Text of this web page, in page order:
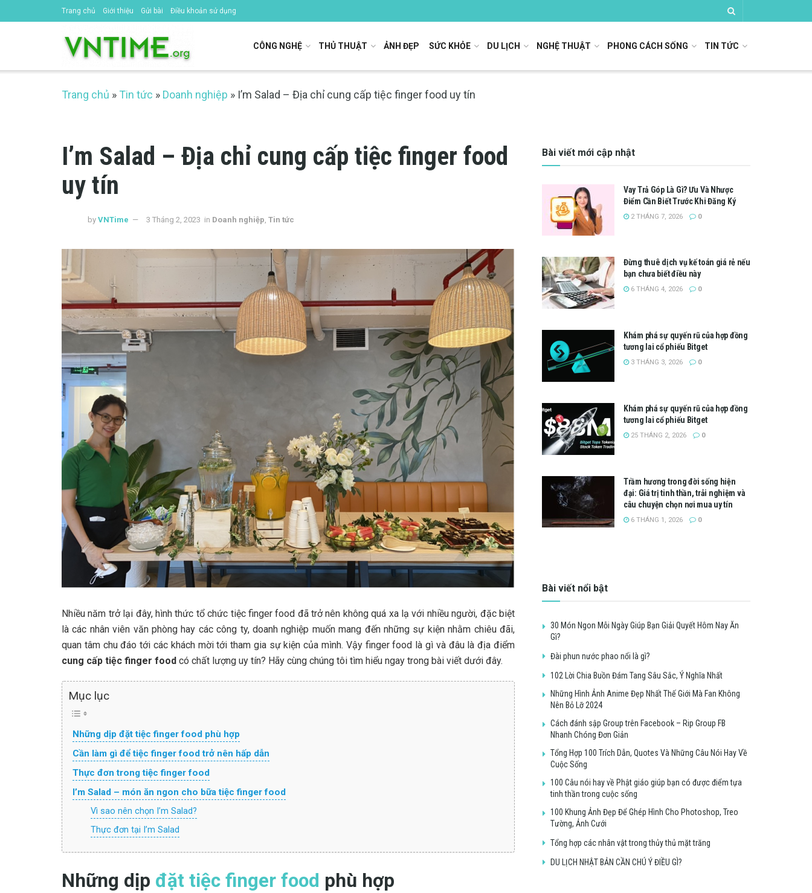
Trang chủ Giới thiệu Gửi bài Điều khoản sử dụng
CÔNG NGHỆ THỦ THUẬT ẢNH ĐẸP SỨC KHỎE DU LỊCH NGHỆ THUẬT PHONG CÁCH SỐNG TIN TỨC
Trang chủ » Tin tức » Doanh nghiệp » I’m Salad – Địa chỉ cung cấp tiệc finger food uy tín
I’m Salad – Địa chỉ cung cấp tiệc finger food
uy tín
by VNTime 3 Tháng 2, 2023 in Doanh nghiệp, Tin tức
Nhiều năm trở lại đây, hình thức tổ chức tiệc finger food đã trở nên không quá xa lạ với nhiều người, đặc biệt
là các nhân viên văn phòng hay các công ty, doanh nghiệp muốn mang đến những sự kiện nhằm chiêu đãi,
quan tâm chu đáo tới các khách mời tới tham gia sự kiện của mình. Vậy finger food là gì và đâu là địa điểm
cung cấp tiệc finger food có chất lượng uy tín? Hãy cùng chúng tôi tìm hiểu ngay trong bài viết dưới đây.
Mục lục
Những dịp đặt tiệc finger food phù hợp
Cần làm gì để tiệc finger food trở nên hấp dẫn
Thực đơn trong tiệc finger food
I’m Salad – món ăn ngon cho bữa tiệc finger food
Vì sao nên chọn I’m Salad?
Thực đơn tại I’m Salad
Những dịp đặt tiệc finger food phù hợp
Bài viết mới cập nhật
Vay Trả Góp Là Gì? Ưu Và Nhược
Điểm Cần Biết Trước Khi Đăng Ký
2 THÁNG 7, 2026 0
Đừng thuê dịch vụ kế toán giá rẻ nếu
bạn chưa biết điều này
6 THÁNG 4, 2026 0
Khám phá sự quyến rũ của hợp đồng
tương lai cổ phiếu Bitget
3 THÁNG 3, 2026 0
Khám phá sự quyến rũ của hợp đồng
tương lai cổ phiếu Bitget
25 THÁNG 2, 2026 0
Trầm hương trong đời sống hiện
đại: Giá trị tinh thần, trải nghiệm và
câu chuyện chọn nơi mua uy tín
6 THÁNG 1, 2026 0
Bài viết nổi bật
30 Món Ngon Mỗi Ngày Giúp Bạn Giải Quyết Hôm Nay Ăn
Gì?
Đài phun nước phao nổi là gì?
102 Lời Chia Buồn Đám Tang Sâu Sắc, Ý Nghĩa Nhất
Những Hình Ảnh Anime Đẹp Nhất Thế Giới Mà Fan Không
Nên Bỏ Lỡ 2024
Cách đánh sập Group trên Facebook – Rip Group FB
Nhanh Chóng Đơn Giản
Tổng Hợp 100 Trích Dẫn, Quotes Và Những Câu Nói Hay Về
Cuộc Sống
100 Câu nói hay về Phật giáo giúp bạn có được điểm tựa
tinh thần trong cuộc sống
100 Khung Ảnh Đẹp Để Ghép Hình Cho Photoshop, Treo
Tường, Ảnh Cưới
Tổng hợp các nhân vật trong thủy thủ mặt trăng
DU LỊCH NHẬT BẢN CẦN CHÚ Ý ĐIỀU GÌ?